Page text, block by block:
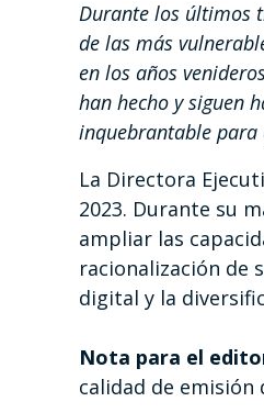
Durante los últimos
de las más
en los años
han hecho y siguen
inquebrantable para
La Directora
2023. Durante su
ampliar las
racionalización de
digital y la
Nota para el
calidad de emisión